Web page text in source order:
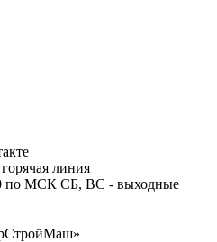
линия
по МСК СБ, ВС - выходные